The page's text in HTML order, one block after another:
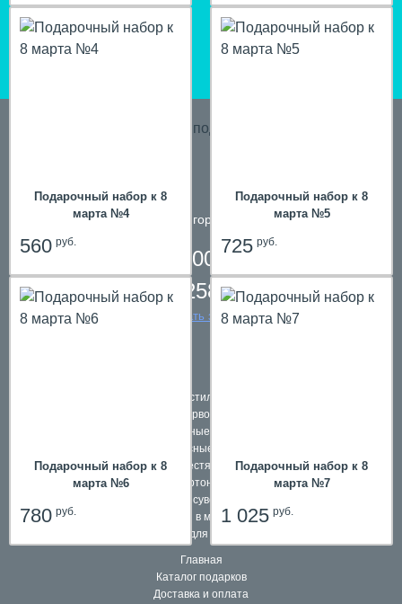
Подарочный набор к 8
марта №4
560руб.
Подарочный набор к 8
марта №5
725руб.
Подарочный набор к 8
марта №6
780руб.
Подарочный набор к 8
марта №7
1 025руб.
телефон в городе Пермь
8 800 200 61 59,
8 342 258 39 59
заказать звонок
Подарки в текстильной упаковке
Наборы первоклассников
Школьные ранцы
Комплексные подарки
Подарки в жестяной упаковке
Подарки в картонной упаковке
Подарочные сувениры и игры
Подарки в мешочках
Подарки для взрослых
Главная
Каталог подарков
Доставка и оплата